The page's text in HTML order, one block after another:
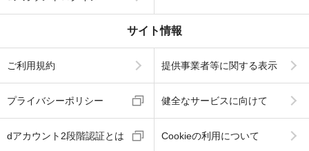
サイト情報
ご利用規約 提供事業者等に関する表示
プライバシーポリシー 健全なサービスに向けて
dアカウント2段階認証とは Cookieの利用について